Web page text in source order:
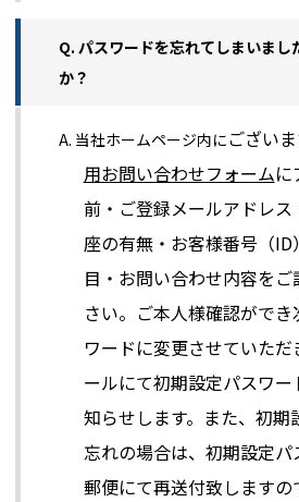
Q. パスワードを忘れてしまいまし
か？
A. 当社ホームページ内にござい
用お問い合わせフォームに
前・ご登録メールアドレ
座の有無・お客様番号（
目・お問い合わせ内容を
さい。ご本人様確認がで
ワードに変更させていた
ールにて初期設定パスワ
知らせします。また、初
忘れの場合は、初期設定
郵便にて再送付致します